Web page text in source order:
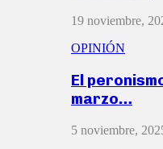
19 noviembre,
OPINIÓN
El
marzo…
5 noviembre,